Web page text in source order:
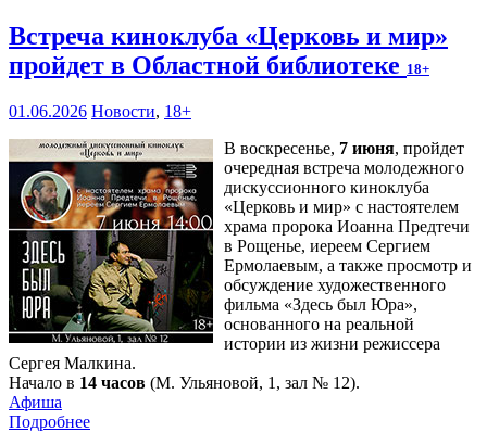
Встреча киноклуба «Церковь и мир»
пройдет в Областной библиотеке 18+
01.06.2026 Новости, 18+
В воскресенье, 7 июня, пройдет
очередная встреча молодежного
дискуссионного киноклуба
«Церковь и мир» с настоятелем
храма пророка Иоанна Предтечи
в Рощенье, иереем Сергием
Ермолаевым, а также просмотр и
обсуждение художественного
фильма «Здесь был Юра»,
основанного на реальной
истории из жизни режиссера
Сергея Малкина.
Начало в 14 часов (М. Ульяновой, 1, зал № 12).
Афиша
Подробнее